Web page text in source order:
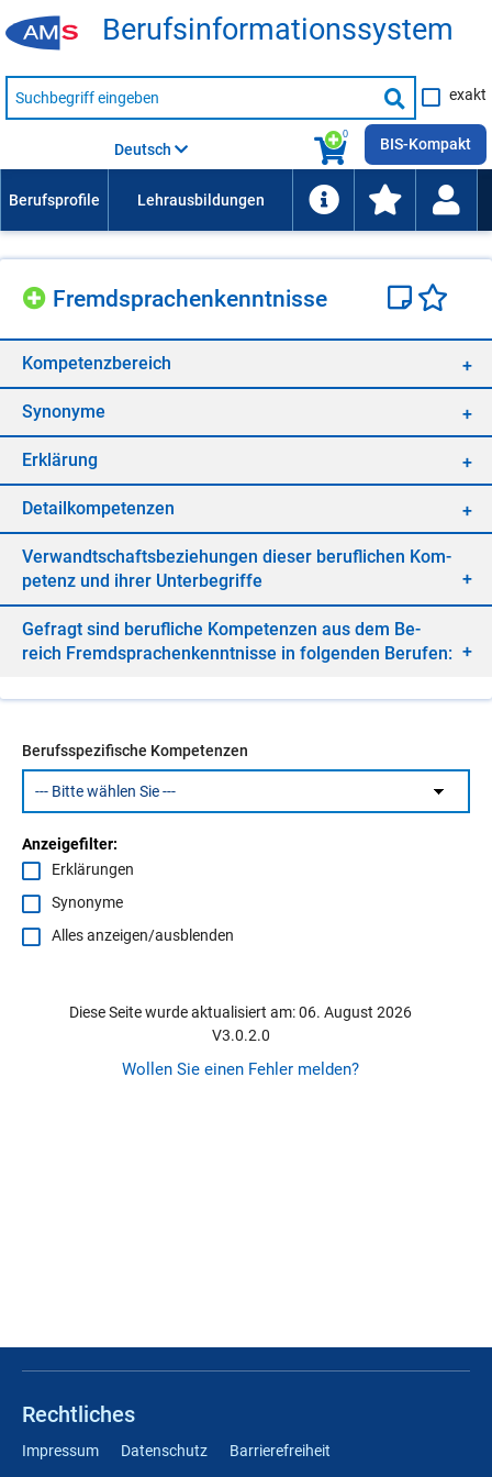
Be­rufs­in­for­ma­ti­ons­sys­tem
Suche
nach
Suche
starten
exakt
0
Deutsch BIS-Kompakt
Fremd­spra­chen­kennt­nis­se
Kom­pe­tenz­be­reich
Syn­ony­me
Er­klä­rung
De­tail­kom­pe­ten­zen
Ver­wandt­schafts­be­zie­hun­gen die­ser be­ruf­li­chen Kom­
pe­tenz und ih­rer Un­ter­be­grif­fe
Ge­fragt sind be­ruf­li­che Kom­pe­ten­zen aus dem Be­
reich Fremd­spra­chen­kennt­nis­se in fol­gen­den Be­ru­fen:
Berufsspezifische Kompetenzen
Anzeigefilter:
Erklärungen
Synonyme
Alles anzeigen/ausblenden
Diese Seite wurde aktualisiert am: 06. August 2026
V3.0.2.0
Wollen Sie einen Fehler melden?
Rechtliches
Impressum Datenschutz Barrierefreiheit